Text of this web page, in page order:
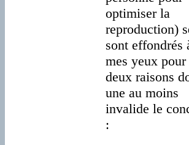
optimiser la
reproduction)
sont effondrés
mes yeux pour
deux raisons
une au moins
invalide le
: